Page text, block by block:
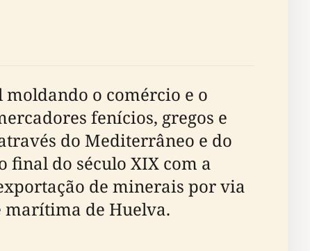
o comércio e o
fenícios, gregos e
do Mediterrâneo e do
final do século XIX com a
de minerais por via
de Huelva.